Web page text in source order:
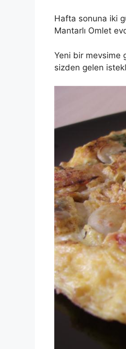
Hafta sonuna iki
Mantarlı Omlet
Yeni bir mevsime
sizden gelen